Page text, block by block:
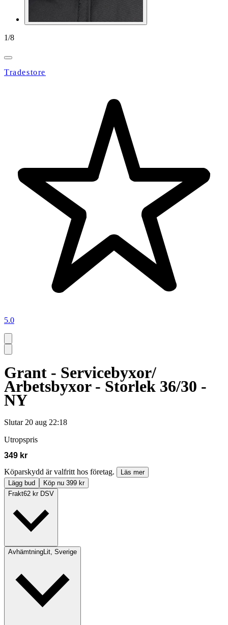
1/8
Tradestore
5.0
Grant - Servicebyxor/
Arbetsbyxor - Storlek 36/30 -
NY
Slutar 20 aug 22:18
Utropspris
349 kr
Köparskydd är valfritt hos företag.
Läs mer
Lägg bud
Köp nu 399 kr
Frakt62 kr DSV
AvhämtningLit, Sverige